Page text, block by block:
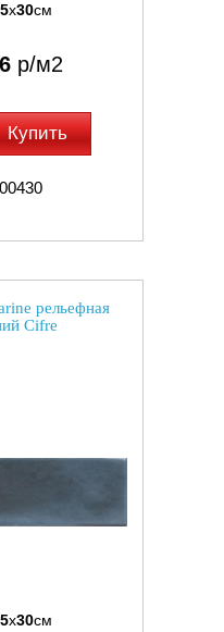
x30см
р/м2
Купить
рельефная
Cifre
x30см